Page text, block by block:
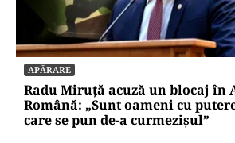
APĂRARE
Radu Miruță acuză un blocaj în
Română: „Sunt oameni cu
care se pun de-a curmezișul”